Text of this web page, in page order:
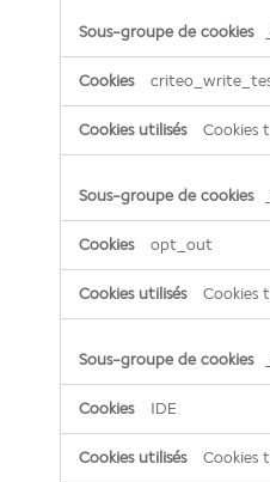
Cookies
opt_out
Cookies
IDE
Cookies